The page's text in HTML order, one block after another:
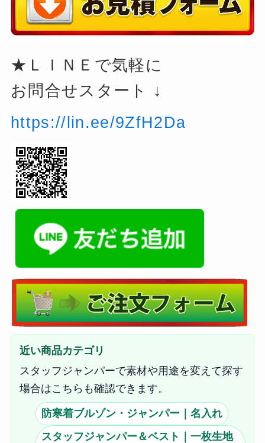
★ＬＩＮＥで気軽に
お問合せスタート ↓
https://lin.ee/9ZfH2Da
近い商品カテゴリ
スタッフジャンパーで素材や用途を変えて探す
場合はこちらも確認できます。
防寒着ブルゾン・ジャンパー｜名入れ
スタッフジャンパー＆ベスト｜一枚生地